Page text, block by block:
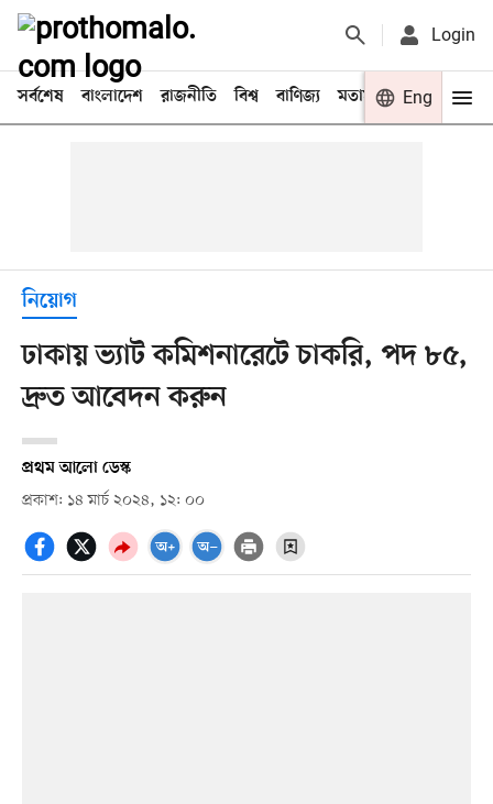
Login
সর্বশেষ বাংলাদেশ রাজনীতি বিশ্ব বাণিজ্য মতামত খেলা
Eng
নিয়োগ
ঢাকায় ভ্যাট কমিশনারেটে চাকরি, পদ ৮৫,
দ্রুত আবেদন করুন
প্রথম আলো ডেস্ক
প্রকাশ: ১৪ মার্চ ২০২৪, ১২: ০০